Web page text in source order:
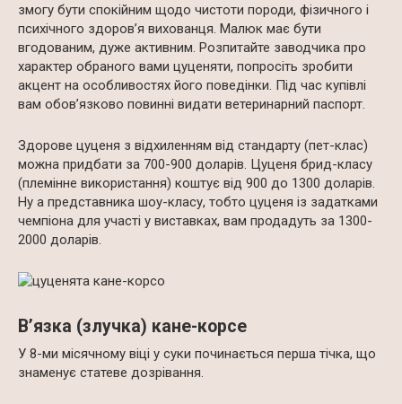
змогу бути спокійним щодо чистоти породи, фізичного і
психічного здоров’я вихованця. Малюк має бути
вгодованим, дуже активним. Розпитайте заводчика про
характер обраного вами цуценяти, попросіть зробити
акцент на особливостях його поведінки. Під час купівлі
вам обов’язково повинні видати ветеринарний паспорт.
Здорове цуценя з відхиленням від стандарту (пет-клас)
можна придбати за 700-900 доларів. Цуценя брид-класу
(племінне використання) коштує від 900 до 1300 доларів.
Ну а представника шоу-класу, тобто цуценя із задатками
чемпіона для участі у виставках, вам продадуть за 1300-
2000 доларів.
В’язка (злучка) кане-корсе
У 8-ми місячному віці у суки починається перша тічка, що
знаменує статеве дозрівання.